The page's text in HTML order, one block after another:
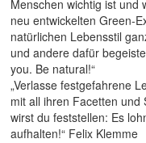
Menschen wichtig ist und
neu entwickelten Green-
natürlichen Lebensstil
und andere dafür
you. Be natural!“
„Verlasse festgefahrene
mit all ihren Facetten
wirst du feststellen: Es
aufhalten!“ Felix Klemme